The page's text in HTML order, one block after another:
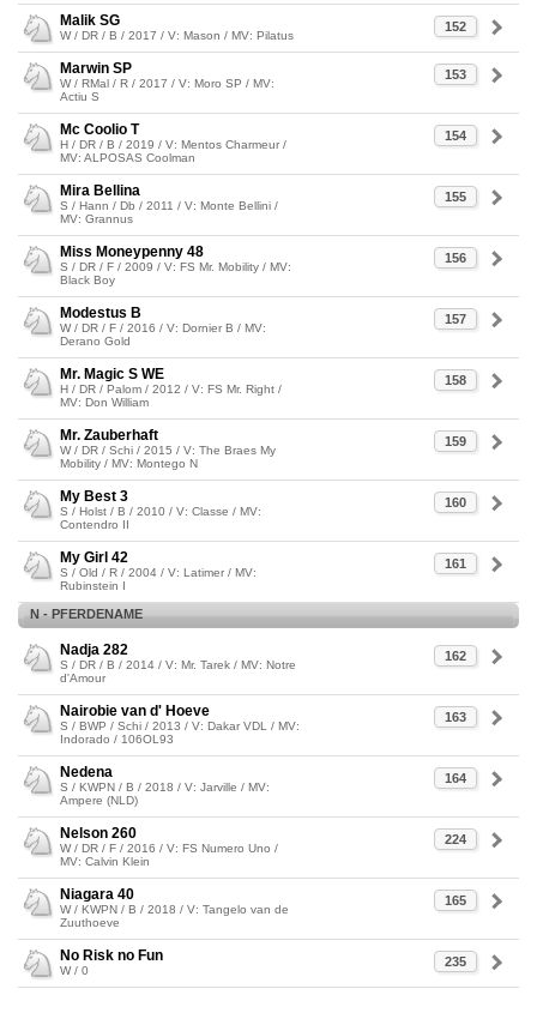
152
Malik SG
W / DR / B / 2017 / V: Mason / MV: Pilatus
153
Marwin SP
W / RMal / R / 2017 / V: Moro SP / MV:
Actiu S
154
Mc Coolio T
H / DR / B / 2019 / V: Mentos Charmeur /
MV: ALPOSAS Coolman
155
Mira Bellina
S / Hann / Db / 2011 / V: Monte Bellini /
MV: Grannus
156
Miss Moneypenny 48
S / DR / F / 2009 / V: FS Mr. Mobility / MV:
Black Boy
157
Modestus B
W / DR / F / 2016 / V: Dornier B / MV:
Derano Gold
158
Mr. Magic S WE
H / DR / Palom / 2012 / V: FS Mr. Right /
MV: Don William
159
Mr. Zauberhaft
W / DR / Schi / 2015 / V: The Braes My
Mobility / MV: Montego N
160
My Best 3
S / Holst / B / 2010 / V: Classe / MV:
Contendro II
161
My Girl 42
S / Old / R / 2004 / V: Latimer / MV:
Rubinstein I
N - PFERDENAME
162
Nadja 282
S / DR / B / 2014 / V: Mr. Tarek / MV: Notre
d'Amour
163
Nairobie van d' Hoeve
S / BWP / Schi / 2013 / V: Dakar VDL / MV:
Indorado / 106OL93
164
Nedena
S / KWPN / B / 2018 / V: Jarville / MV:
Ampere (NLD)
224
Nelson 260
W / DR / F / 2016 / V: FS Numero Uno /
MV: Calvin Klein
165
Niagara 40
W / KWPN / B / 2018 / V: Tangelo van de
Zuuthoeve
235
No Risk no Fun
W / 0